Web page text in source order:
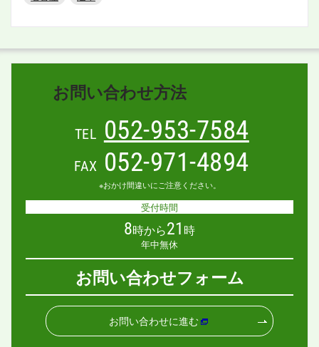
お問い合わせ方法
TEL 052-953-7584
FAX 052-971-4894
※おかけ間違いにご注意ください。
受付時間
8時から21 時
年中無休
お問い合わせフォーム
お問い合わせに進む